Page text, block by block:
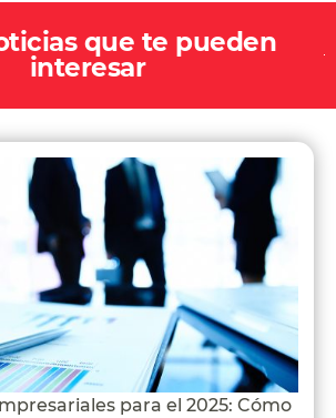
que te pueden
interesar
para el 2025: Cómo